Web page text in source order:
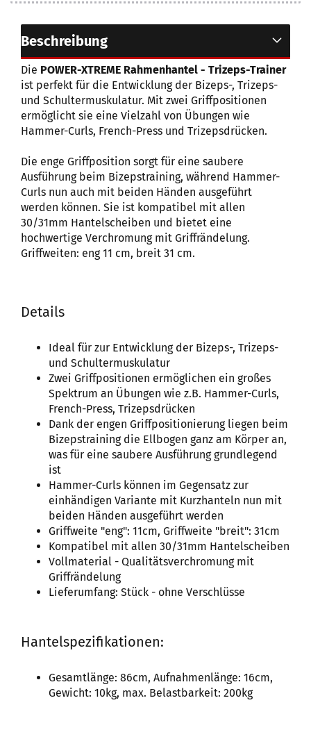
Beschreibung
Die POWER-XTREME Rahmenhantel - Trizeps-Trainer
ist perfekt für die Entwicklung der Bizeps-, Trizeps-
und Schultermuskulatur. Mit zwei Griffpositionen
ermöglicht sie eine Vielzahl von Übungen wie
Hammer-Curls, French-Press und Trizepsdrücken.
Die enge Griffposition sorgt für eine saubere
Ausführung beim Bizepstraining, während Hammer-
Curls nun auch mit beiden Händen ausgeführt
werden können. Sie ist kompatibel mit allen
30/31mm Hantelscheiben und bietet eine
hochwertige Verchromung mit Griffrändelung.
Griffweiten: eng 11 cm, breit 31 cm.
Details
Ideal für zur Entwicklung der Bizeps-, Trizeps-
und Schultermuskulatur
Zwei Griffpositionen ermöglichen ein großes
Spektrum an Übungen wie z.B. Hammer-Curls,
French-Press, Trizepsdrücken
Dank der engen Griffpositionierung liegen beim
Bizepstraining die Ellbogen ganz am Körper an,
was für eine saubere Ausführung grundlegend
ist
Hammer-Curls können im Gegensatz zur
einhändigen Variante mit Kurzhanteln nun mit
beiden Händen ausgeführt werden
Griffweite "eng": 11cm, Griffweite "breit": 31cm
Kompatibel mit allen 30/31mm Hantelscheiben
Vollmaterial - Qualitätsverchromung mit
Griffrändelung
Lieferumfang: Stück - ohne Verschlüsse
Hantelspezifikationen:
Gesamtlänge: 86cm, Aufnahmenlänge: 16cm,
Gewicht: 10kg, max. Belastbarkeit: 200kg